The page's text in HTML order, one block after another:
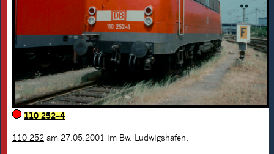
110 252–4
110 252 am 27.05.2001 im Bw. Ludwigshafen.